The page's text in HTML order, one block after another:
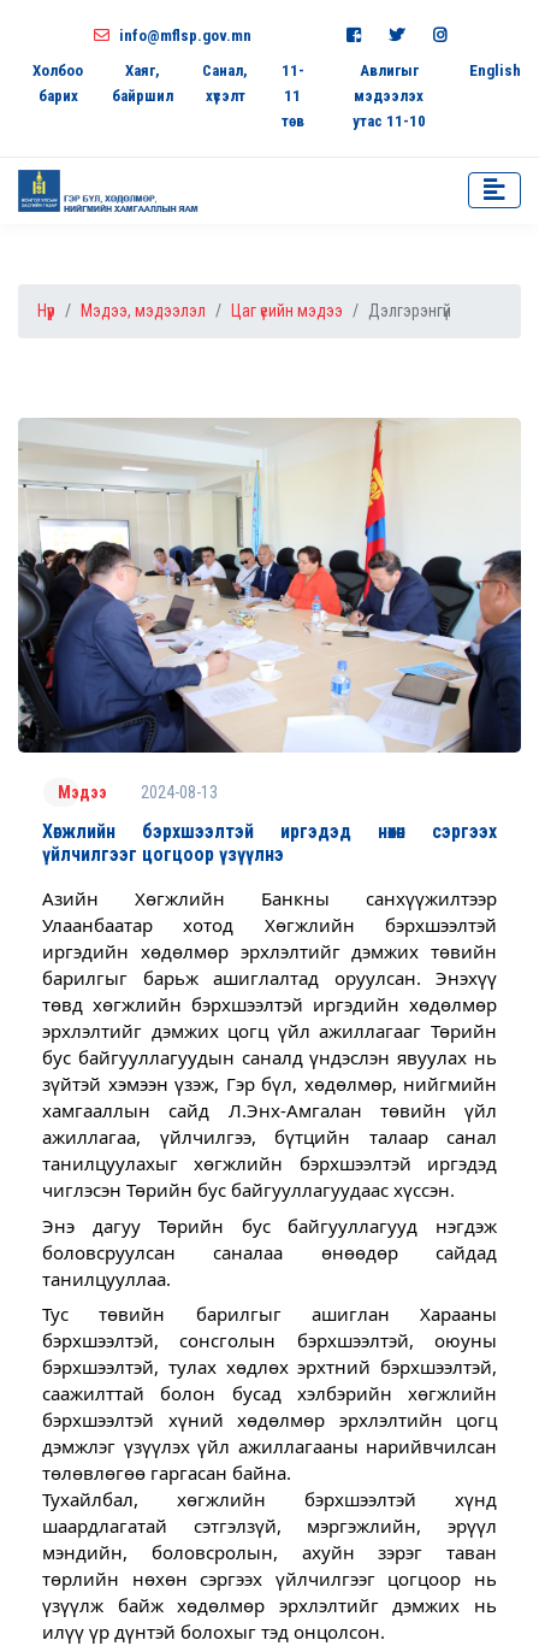
info@mflsp.gov.mn
Холбоо
барих
Хаяг,
байршил
Санал,
хүсэлт
11-
11
төв
Авлигыг
мэдээлэх
утас 11-10
English
Нүүр Мэдээ, мэдээлэл Цаг үеийн мэдээ Дэлгэрэнгүй
Мэдээ 2024-08-13
Хөгжлийн бэрхшээлтэй иргэдэд нөхөн сэргээх
үйлчилгээг цогцоор үзүүлнэ
Азийн Хөгжлийн Банкны санхүүжилтээр
Улаанбаатар хотод Хөгжлийн бэрхшээлтэй
иргэдийн хөдөлмөр эрхлэлтийг дэмжих төвийн
барилгыг барьж ашиглалтад оруулсан. Энэхүү
төвд хөгжлийн бэрхшээлтэй иргэдийн хөдөлмөр
эрхлэлтийг дэмжих цогц үйл ажиллагааг Төрийн
бус байгууллагуудын саналд үндэслэн явуулах нь
зүйтэй хэмээн үзэж, Гэр бүл, хөдөлмөр, нийгмийн
хамгааллын сайд Л.Энх-Амгалан төвийн үйл
ажиллагаа, үйлчилгээ, бүтцийн талаар санал
танилцуулахыг хөгжлийн бэрхшээлтэй иргэдэд
чиглэсэн Төрийн бус байгууллагуудаас хүссэн.
Энэ дагуу Төрийн бус байгууллагууд нэгдэж
боловсруулсан саналаа өнөөдөр сайдад
танилцууллаа.
Тус төвийн барилгыг ашиглан Харааны
бэрхшээлтэй, сонсголын бэрхшээлтэй, оюуны
бэрхшээлтэй, тулах хөдлөх эрхтний бэрхшээлтэй,
саажилттай болон бусад хэлбэрийн хөгжлийн
бэрхшээлтэй хүний хөдөлмөр эрхлэлтийн цогц
дэмжлэг үзүүлэх үйл ажиллагааны нарийвчилсан
төлөвлөгөө гаргасан байна.
Тухайлбал, хөгжлийн бэрхшээлтэй хүнд
шаардлагатай сэтгэлзүй, мэргэжлийн, эрүүл
мэндийн, боловсролын, ахуйн зэрэг таван
төрлийн нөхөн сэргээх үйлчилгээг цогцоор нь
үзүүлж байж хөдөлмөр эрхлэлтийг дэмжих нь
илүү үр дүнтэй болохыг тэд онцолсон.